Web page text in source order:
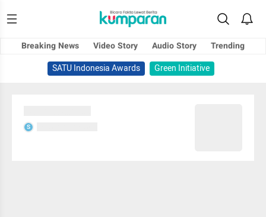
Breaking News Video Story Audio Story
Trending
SATU Indonesia Awards
Green Initiative
S